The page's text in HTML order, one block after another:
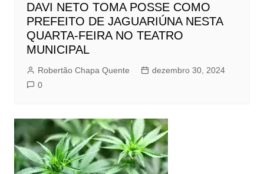
DAVI NETO TOMA POSSE COMO
PREFEITO DE JAGUARIÚNA NESTA
QUARTA-FEIRA NO TEATRO
MUNICIPAL
Robertão Chapa Quente
dezembro 30, 2024
0